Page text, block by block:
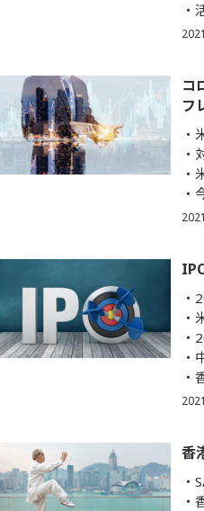
コ
フ
香